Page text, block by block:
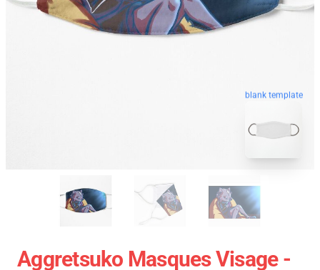
blank template
Aggretsuko Masques Visage -